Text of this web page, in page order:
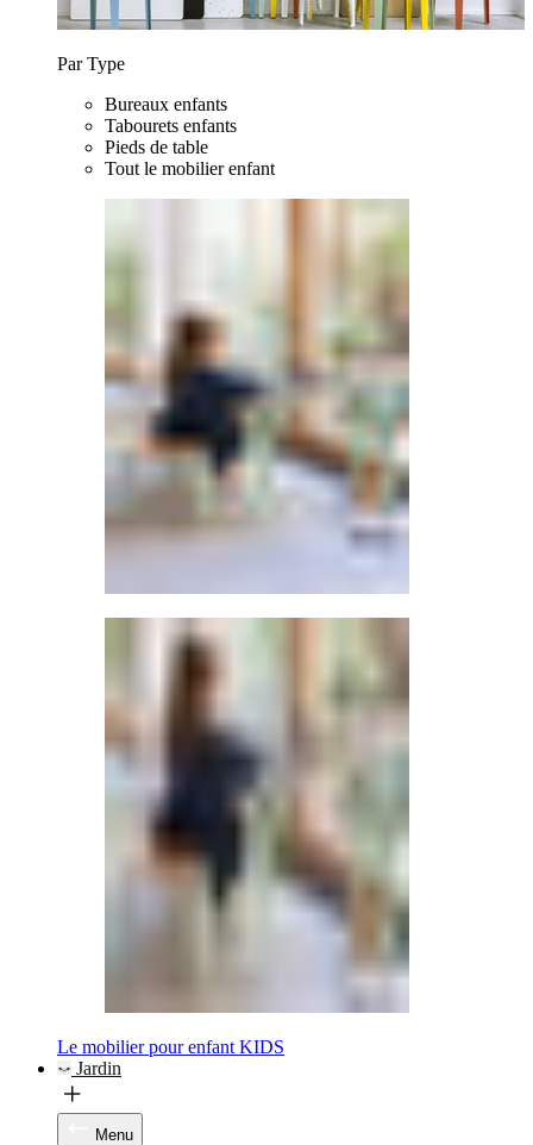
Par Type
Bureaux enfants
Tabourets enfants
Pieds de table
Tout le mobilier enfant
Le mobilier pour enfant KIDS
Jardin
Menu